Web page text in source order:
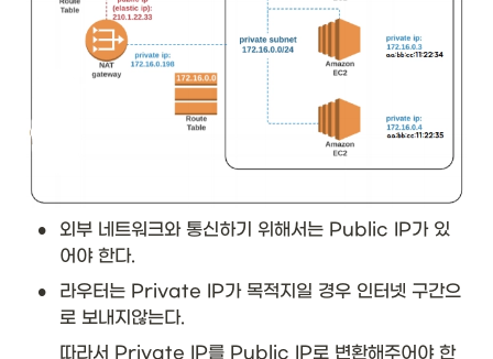
•
외부 네트워크와 통신하기 위해서는 Public IP가 있
어야 한다.
•
라우터는 Private IP가 목적지일 경우 인터넷 구간으
로 보내지않는다.
따라서 Private IP를 Public IP로 변환해주어야 한